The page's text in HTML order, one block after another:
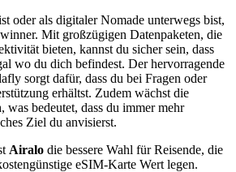
oder als digitaler Nomade unterwegs bist,
Mit großzügigen Datenpaketen, die
bieten, kannst du sicher sein, dass
wo du dich befindest. Der hervorragende
sorgt dafür, dass du bei Fragen oder
erhältst. Zudem wächst die
was bedeutet, dass du immer mehr
Ziel du anvisierst.
Airalo die bessere Wahl für Reisende, die
eSIM-Karte Wert legen.